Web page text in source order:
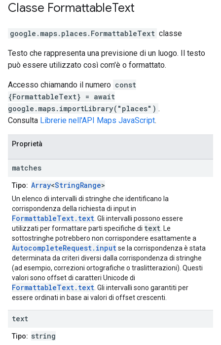
Classe FormattableText
google.maps.places. FormattableText classe
Testo che rappresenta una previsione di un luogo. Il testo
può essere utilizzato così com'è o formattato.
Accesso chiamando il numero const
{FormattableText} = await
google.maps.importLibrary("places") .
Consulta Librerie nell'API Maps JavaScript.
Proprietà
matches
Tipo: Array<StringRange>
Un elenco di intervalli di stringhe che identificano la
corrispondenza della richiesta di input in
FormattableText.text. Gli intervalli possono essere
utilizzati per formattare parti specifiche di text. Le
sottostringhe potrebbero non corrispondere esattamente a
AutocompleteRequest.inputse la corrispondenza è stata
determinata da criteri diversi dalla corrispondenza di stringhe
(ad esempio, correzioni ortografiche o traslitterazioni). Questi
valori sono offset di caratteri Unicode di
FormattableText.text. Gli intervalli sono garantiti per
essere ordinati in base ai valori di offset crescenti.
text
Tipo: string